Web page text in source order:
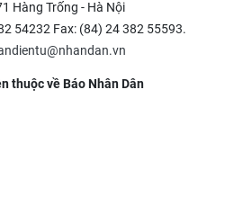
Hàng Trống - Hà Nội
54232 Fax: (84) 24 382 55593.
thuộc về Báo Nhân Dân